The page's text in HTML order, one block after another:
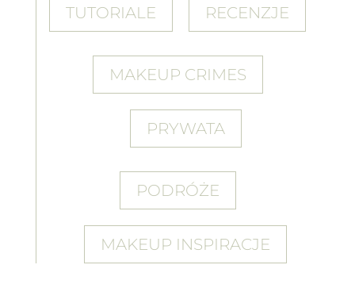
TUTORIALE RECENZJE
MAKEUP CRIMES
PRYWATA
PODRÓŻE
MAKEUP INSPIRACJE